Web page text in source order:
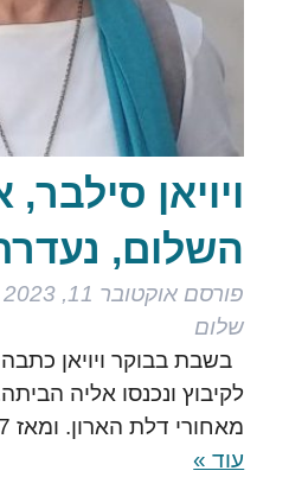
ויויאן
השלום,
פורסם אוקטובר 11, 2023
שלום
בשבת בבוקר ויויאן
לקיבוץ ונכנסו אליה
מאחורי דלת הארון. ומאז 11:07 כלום….
עוד »